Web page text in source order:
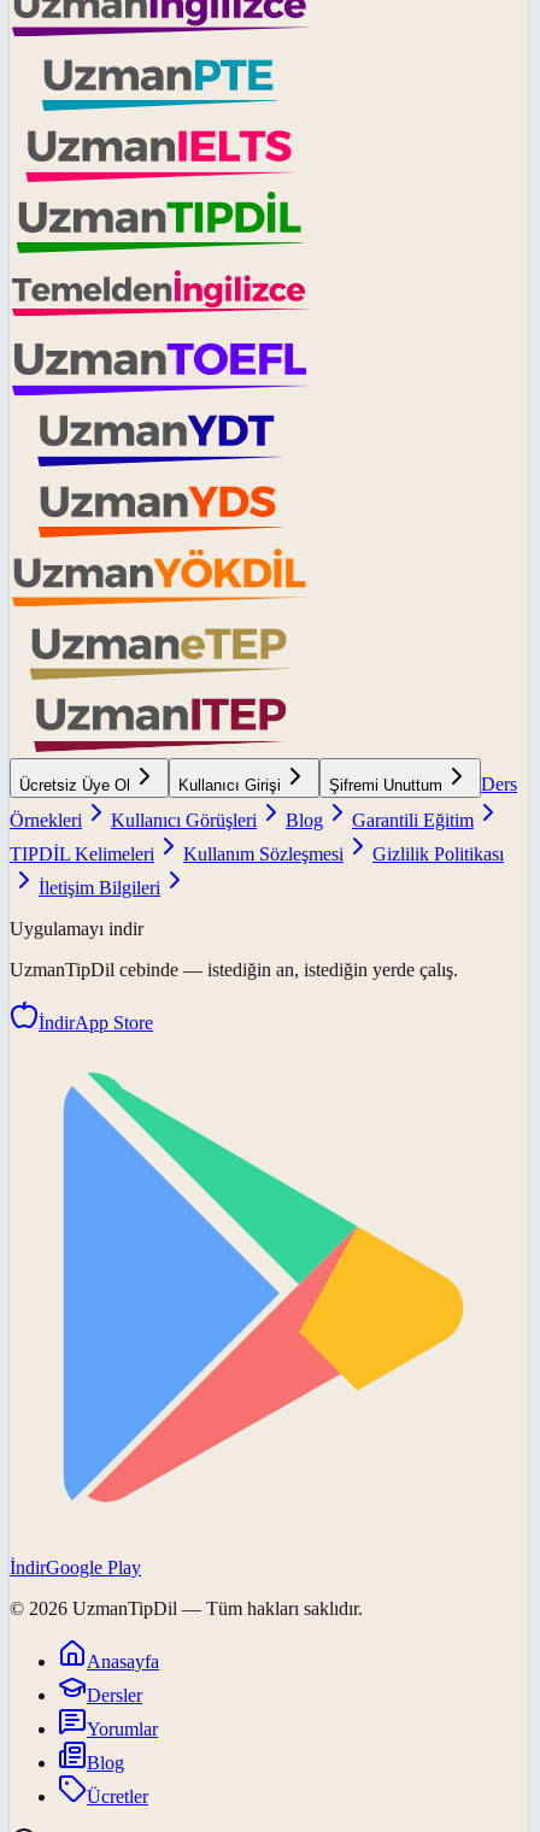
Ücretsiz Üye Ol Kullanıcı Girişi Şifremi Unuttum
Ders
Örnekleri
Kullanıcı Görüşleri Blog
Garantili Eğitim
TIPDİL Kelimeleri
Kullanım Sözleşmesi
Gizlilik Politikası
İletişim Bilgileri
Uygulamayı indir
UzmanTipDil cebinde — istediğin an, istediğin yerde çalış.
İndirApp Store
İndirGoogle Play
© 2026 UzmanTipDil — Tüm hakları saklıdır.
Anasayfa
Dersler
Yorumlar
Blog
Ücretler